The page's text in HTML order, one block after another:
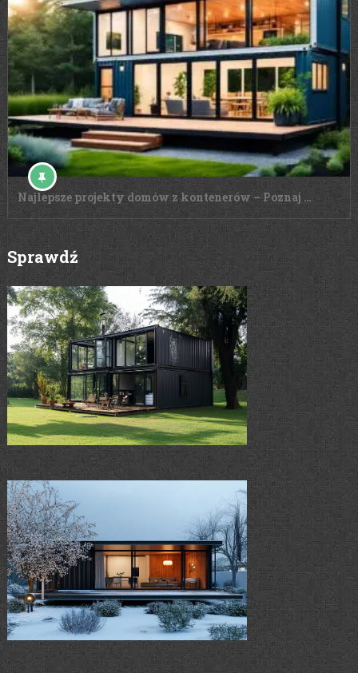
Najlepsze projekty domów z kontenerów – Poznaj …
Sprawdź